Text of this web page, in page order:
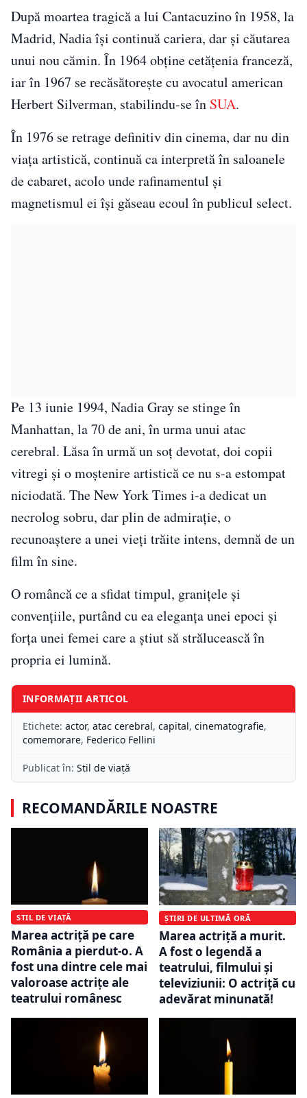
După moartea tragică a lui Cantacuzino în 1958, la
Madrid, Nadia își continuă cariera, dar și căutarea
unui nou cămin. În 1964 obține cetățenia franceză,
iar în 1967 se recăsătorește cu avocatul american
Herbert Silverman, stabilindu-se în SUA.
În 1976 se retrage definitiv din cinema, dar nu din
viața artistică, continuă ca interpretă în saloanele
de cabaret, acolo unde rafinamentul și
magnetismul ei își găseau ecoul în publicul select.
Pe 13 iunie 1994, Nadia Gray se stinge în
Manhattan, la 70 de ani, în urma unui atac
cerebral. Lăsa în urmă un soț devotat, doi copii
vitregi și o moștenire artistică ce nu s-a estompat
niciodată. The New York Times i-a dedicat un
necrolog sobru, dar plin de admirație, o
recunoaștere a unei vieți trăite intens, demnă de un
film în sine.
O româncă ce a sfidat timpul, granițele și
convențiile, purtând cu ea eleganța unei epoci și
forța unei femei care a știut să strălucească în
propria ei lumină.
INFORMAȚII ARTICOL
Etichete: actor, atac cerebral, capital, cinematografie,
comemorare, Federico Fellini
Publicat în: Stil de viață
RECOMANDĂRILE NOASTRE
STIL DE VIAȚĂ
Marea actriță pe care
România a pierdut-o. A
fost una dintre cele mai
valoroase actrițe ale
teatrului românesc
ȘTIRI DE ULTIMĂ ORĂ
Marea actriță a murit.
A fost o legendă a
teatrului, filmului și
televiziunii: O actriță cu
adevărat minunată!